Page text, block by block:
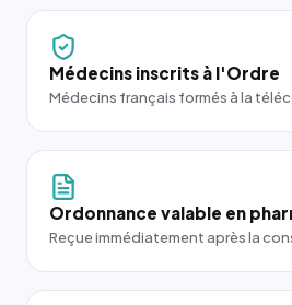
Médecins inscrits à l'Ordre
Médecins français formés à la
Ordonnance valable en
Reçue immédiatement après la